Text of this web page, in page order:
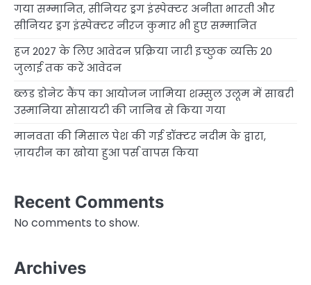
गया सम्मानित, सीनियर ड्रग इंस्पेक्टर अनीता भारती और
सीनियर ड्रग इंस्पेक्टर नीरज कुमार भी हुए सम्मानित
हज 2027 के लिए आवेदन प्रक्रिया जारी इच्छुक व्यक्ति 20
जुलाई तक करें आवेदन
ब्लड डोनेट कैंप का आयोजन जामिया शम्सुल उलूम में साबरी
उस्मानिया सोसायटी की जानिब से किया गया
मानवता की मिसाल पेश की गई डॉक्टर नदीम के द्वारा,
ज़ायरीन का खोया हुआ पर्स वापस किया
Recent Comments
No comments to show.
Archives